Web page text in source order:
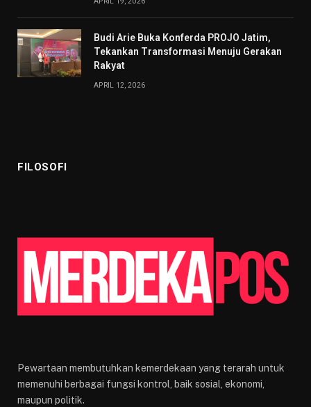
Budi Arie Buka Konferda PROJO Jatim,
Tekankan Transformasi Menuju Gerakan
Rakyat
APRIL 12, 2026
FILOSOFI
Pewartaan membutuhkan kemerdekaan yang terarah untuk
memenuhi berbagai fungsi kontrol, baik sosial, ekonomi,
maupun politik.